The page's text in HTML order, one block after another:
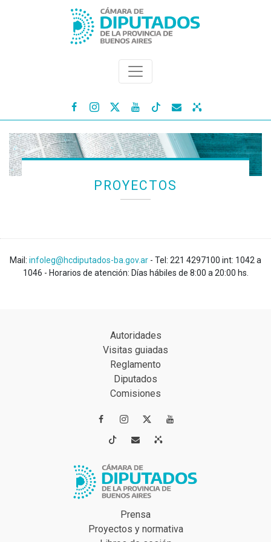
   
PROYECTOS
Mail: infoleg@hcdiputados-ba.gov.ar - Tel: 221 4297100 int: 1042 a
1046 - Horarios de atención: Días hábiles de 8:00 a 20:00 hs.
Autoridades
Visitas guiadas
Reglamento
Diputados
Comisiones
 
 
Prensa
Proyectos y normativa